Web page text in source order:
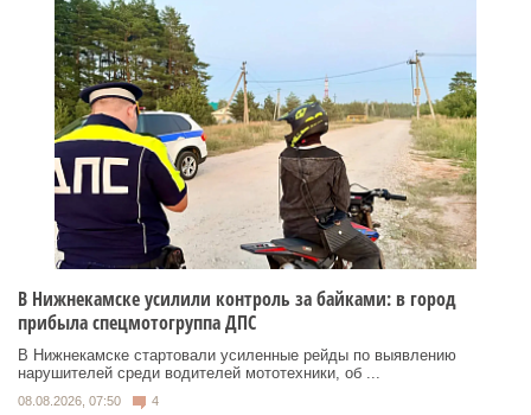
В Нижнекамске усилили контроль за байками: в город
прибыла спецмотогруппа ДПС
В Нижнекамске стартовали усиленные рейды по выявлению
нарушителей среди водителей мототехники, об ...
08.08.2026, 07:50 4